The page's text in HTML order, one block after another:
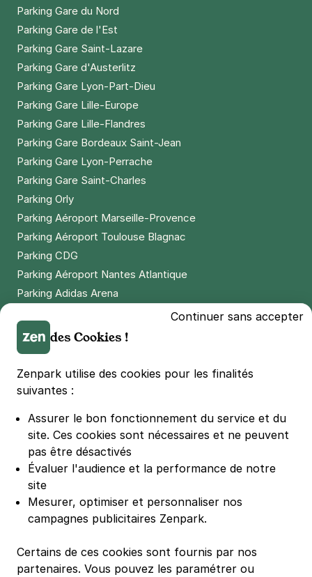
Parking Gare du Nord
Parking Gare de l'Est
Parking Gare Saint-Lazare
Parking Gare d'Austerlitz
Parking Gare Lyon-Part-Dieu
Parking Gare Lille-Europe
Parking Gare Lille-Flandres
Parking Gare Bordeaux Saint-Jean
Parking Gare Lyon-Perrache
Parking Gare Saint-Charles
Parking Orly
Parking Aéroport Marseille-Provence
Parking Aéroport Toulouse Blagnac
Parking CDG
Parking Aéroport Nantes Atlantique
Parking Adidas Arena
Parking LDLC Arena
Parking Stade Pierre Mauroy
Parking Groupama Stadium
Parking Vélodrome
Parking Bercy
Parking La Défense Arena
Parking Les 4 temps
Parking Nation
Parking Porte de Versailles
Parking Lille Grand Palais
Parking Casino Barrière Lille
Continuer sans accepter
des Cookies !
Zenpark utilise des cookies pour les finalités
suivantes :
Assurer le bon fonctionnement du service et du
site. Ces cookies sont nécessaires et ne peuvent
pas être désactivés
Évaluer l'audience et la performance de notre
site
Mesurer, optimiser et personnaliser nos
campagnes publicitaires Zenpark.
Certains de ces cookies sont fournis par nos
partenaires. Vous pouvez les paramétrer ou